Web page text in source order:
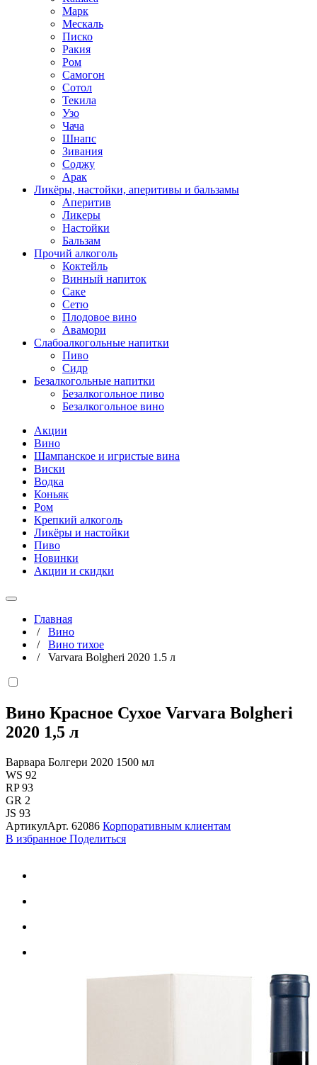
Марк
Мескаль
Писко
Ракия
Ром
Самогон
Сотол
Текила
Узо
Чача
Шнапс
Зивания
Соджу
Арак
Ликёры, настойки, аперитивы и бальзамы
Аперитив
Ликеры
Настойки
Бальзам
Прочий алкоголь
Коктейль
Винный напиток
Саке
Сетю
Плодовое вино
Авамори
Слабоалкогольные напитки
Пиво
Сидр
Безалкогольные напитки
Безалкогольное пиво
Безалкогольное вино
Акции
Вино
Шампанское и игристые вина
Виски
Водка
Коньяк
Ром
Крепкий алкоголь
Ликёры и настойки
Пиво
Новинки
Акции и скидки
Главная
/ Вино
/ Вино тихое
/ Varvara Bolgheri 2020 1.5 л
Вино Красное Сухое Varvara Bolgheri
2020 1,5 л
Варвара Болгери 2020 1500 мл
WS 92
RP 93
GR 2
JS 93
АртикулАрт. 62086 Корпоративным клиентам
В избранное Поделиться